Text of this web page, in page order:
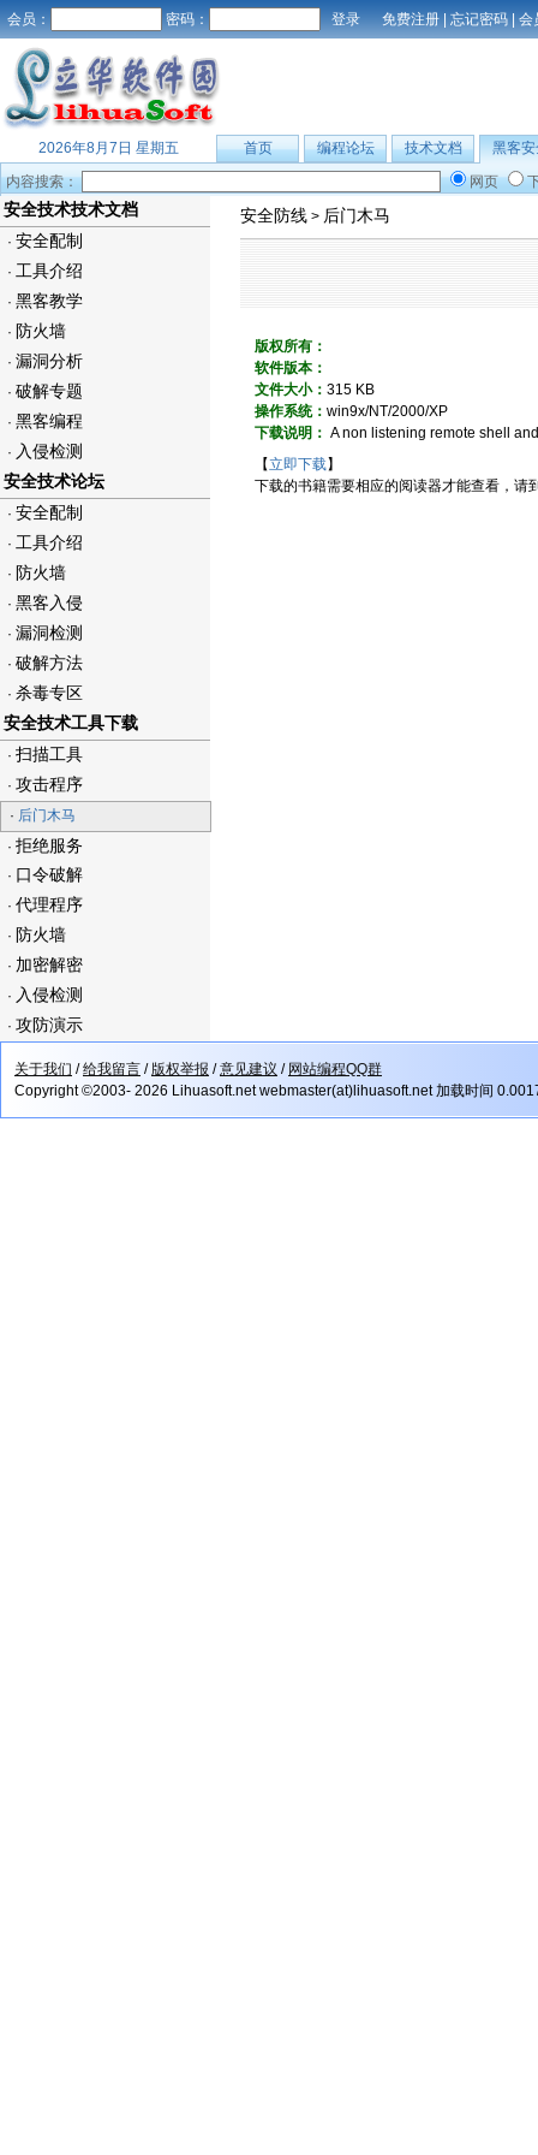
会员： 密码： 免费注册 | 忘记密码 | 会
2026年8月7日 星期五 首页 编程论坛 技术文档
黑客安
内容搜索：
网页
安全技术技术文档
· 安全配制
· 工具介绍
· 黑客教学
· 防火墙
· 漏洞分析
· 破解专题
· 黑客编程
· 入侵检测
安全技术论坛
· 安全配制
· 工具介绍
· 防火墙
· 黑客入侵
· 漏洞检测
· 破解方法
· 杀毒专区
安全技术工具下载
· 扫描工具
· 攻击程序
· 后门木马
· 拒绝服务
· 口令破解
· 代理程序
· 防火墙
· 加密解密
· 入侵检测
· 攻防演示
安全防线 > 后门木马
版权所有：
软件版本：
文件大小： 315 KB
操作系统： win9x/NT/2000/XP
下载说明： A non listening remote shell
【立即下载】
下载的书籍需要相应的阅读器才能查看，
关于我们 /给我留言 /版权举报 /意见建议 / 网站编程QQ群
Copyright ©2003- 2026 Lihuasoft.net webmaster(at)lihuasoft.net 加载时间